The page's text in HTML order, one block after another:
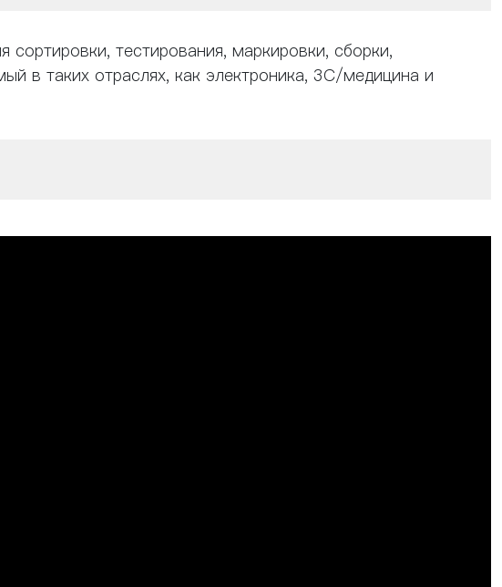
тестирования, маркировки, сборки,
в таких отраслях, как электроника, 3C/медицина и